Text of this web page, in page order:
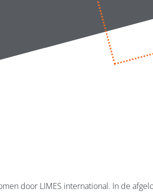
door LIMES international. In de